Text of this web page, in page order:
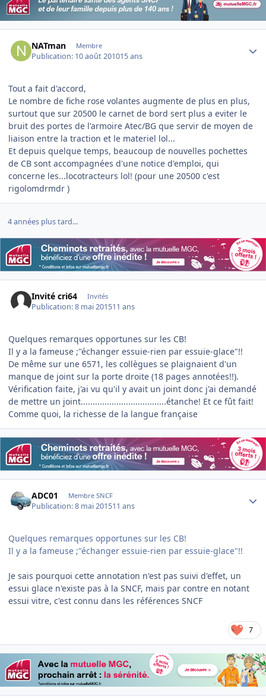
NATman Membre
Publication: 10 août 201015 ans
Tout a fait d'accord,
Le nombre de fiche rose volantes augmente de plus en plus,
surtout que sur 20500 le carnet de bord sert plus a eviter le
bruit des portes de l'armoire Atec/BG que servir de moyen de
liaison entre la traction et le materiel lol...
Et depuis quelque temps, beaucoup de nouvelles pochettes
de CB sont accompagnées d'une notice d'emploi, qui
concerne les...locotracteurs lol! (pour une 20500 c'est
rigolomdrmdr )
4 années plus tard...
Invité cri64 Invités
Publication:8 mai 201511 ans
Quelques remarques opportunes sur les CB!
Il y a la fameuse ;"échanger essuie-rien par essuie-glace"!!
De même sur une 6571, les collègues se plaignaient d'un
manque de joint sur la porte droite (18 pages annotées!!).
Vérification faite, j'ai vu qu'il y avait un joint donc j'ai demandé
de mettre un joint....................................étanche! Et ce fût fait!
Comme quoi, la richesse de la langue française
ADC01 Membre SNCF
Publication:8 mai 201511 ans
Quelques remarques opportunes sur les CB!
Il y a la fameuse ;"échanger essuie-rien par essuie-glace"!!
​Je sais pourquoi cette annotation n'est pas suivi d'effet, un
essui glace n'existe pas à la SNCF, mais par contre en notant
essui vitre, c'est connu dans les références SNCF
7